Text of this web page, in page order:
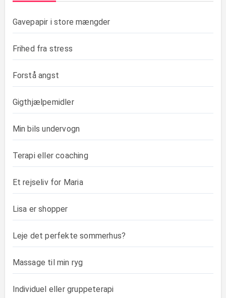
Gavepapir i store mængder
Frihed fra stress
Forstå angst
Gigthjælpemidler
Min bils undervogn
Terapi eller coaching
Et rejseliv for Maria
Lisa er shopper
Leje det perfekte sommerhus?
Massage til min ryg
Individuel eller gruppeterapi